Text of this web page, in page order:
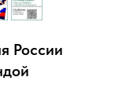
России